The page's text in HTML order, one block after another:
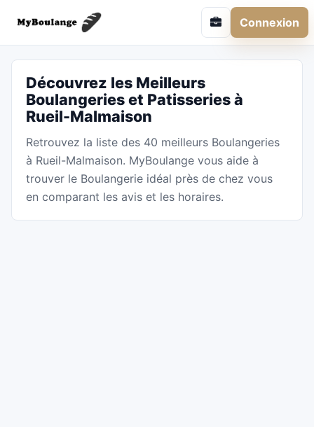
Connexion
Découvrez les Meilleurs
Boulangeries et Patisseries à
Rueil-Malmaison
Retrouvez la liste des 40 meilleurs Boulangeries
à Rueil-Malmaison. MyBoulange vous aide à
trouver le Boulangerie idéal près de chez vous
en comparant les avis et les horaires.